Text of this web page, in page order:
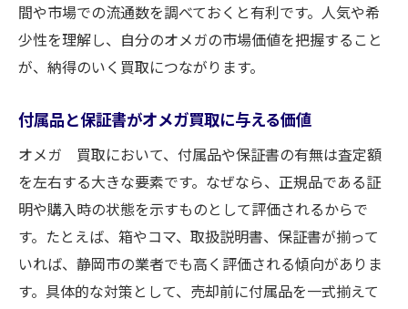
間や市場での流通数を調べておくと有利です。人気や希
少性を理解し、自分のオメガの市場価値を把握すること
が、納得のいく買取につながります。
付属品と保証書がオメガ買取に与える価値
オメガ 買取において、付属品や保証書の有無は査定額
を左右する大きな要素です。なぜなら、正規品である証
明や購入時の状態を示すものとして評価されるからで
す。たとえば、箱やコマ、取扱説明書、保証書が揃って
いれば、静岡市の業者でも高く評価される傾向がありま
す。具体的な対策として、売却前に付属品を一式揃えて